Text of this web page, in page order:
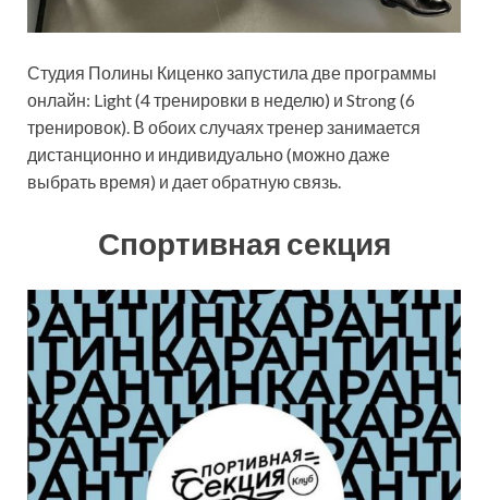
Студия Полины Киценко запустила две программы
онлайн: Light (4 тренировки в неделю) и Strong (6
тренировок). В обоих случаях тренер занимается
дистанционно и индивидуально (можно даже
выбрать время) и дает обратную связь.
Спортивная секция